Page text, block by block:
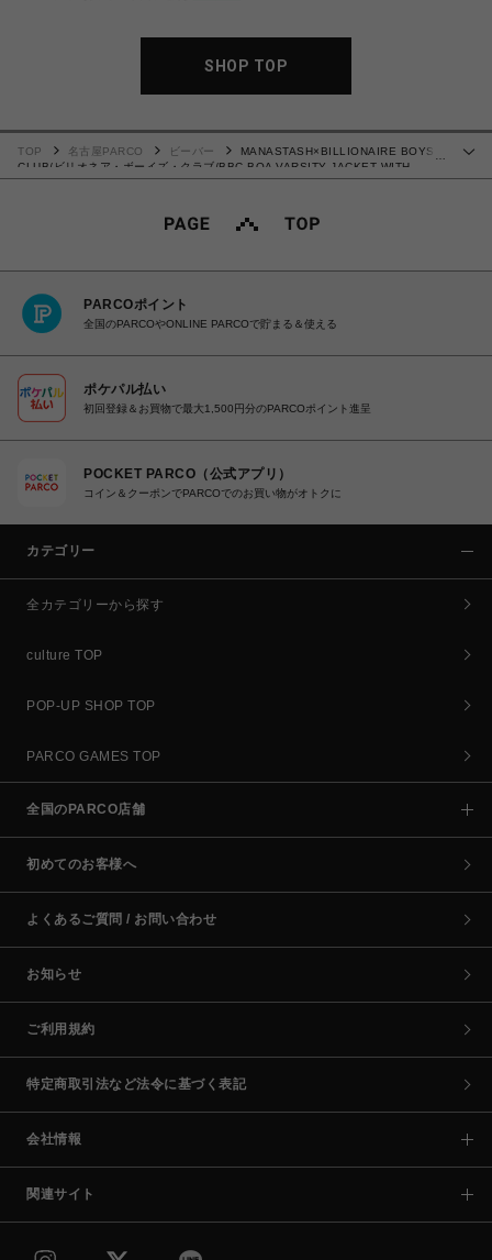
SHOP TOP
…
TOP 名古屋PARCO ビーバー
MANASTASH×BILLIONAIRE BOYS
CLUB/ビリオネア・ボーイズ・クラブ/BBC BOA VARSITY JACKET WITH
BADGE
PARCOポイント
全国のPARCOやONLINE PARCOで貯まる＆使える
ポケパル払い
初回登録＆お買物で最大1,500円分のPARCOポイント進呈
POCKET PARCO（公式アプリ）
コイン＆クーポンでPARCOでのお買い物がオトクに
カテゴリー
全カテゴリーから探す
culture TOP
POP-UP SHOP TOP
PARCO GAMES TOP
全国のPARCO店舗
初めてのお客様へ
よくあるご質問 / お問い合わせ
お知らせ
ご利用規約
特定商取引法など法令に基づく表記
会社情報
関連サイト